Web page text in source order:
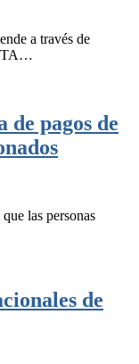
a través de
pagos de
las personas
de